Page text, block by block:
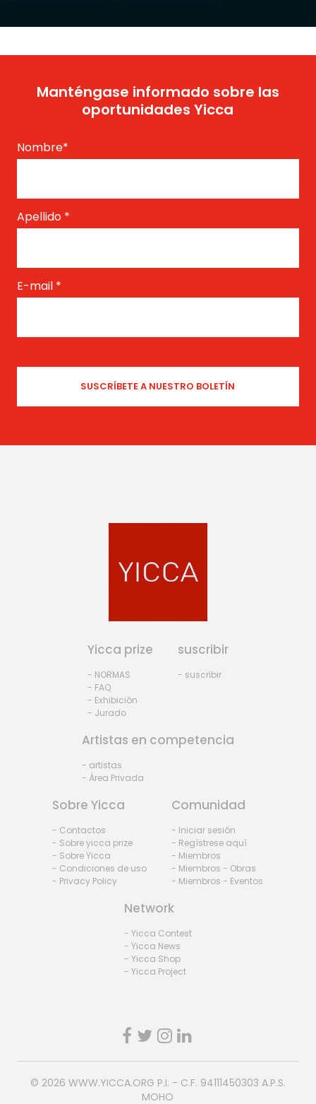
Manténgase informado sobre las
oportunidades Yicca
Nombre*
Apellido *
E-mail *
Yicca prize
- NORMAS
- FAQ
- Exhibiciòn
- Jurado
suscribir
- suscribir
Artistas en competencia
- artistas
- Área Privada
Sobre Yicca
- Contactos
- Sobre yicca prize
- Sobre Yicca
- Condiciones de uso
- Privacy Policy
Comunidad
- Iniciar sesión
- Regístrese aquí
- Miembros
- Miembros - Obras
- Miembros - Eventos
Network
- Yicca Contest
- Yicca News
- Yicca Shop
- Yicca Project
© 2026 WWW.YICCA.ORG P.I. - C.F. 94111450303 A.P.S.
MOHO